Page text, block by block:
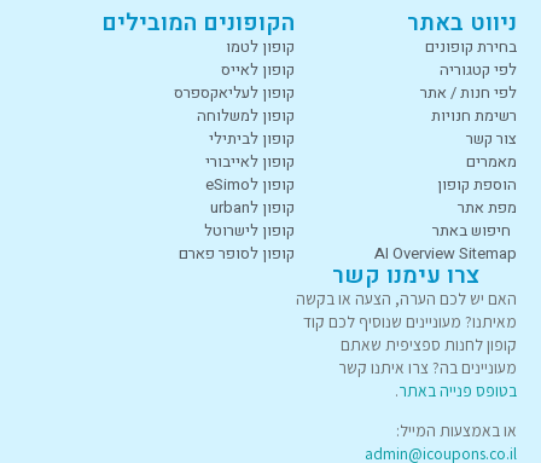
ניווט באתר
בחירת קופונים
לפי קטגוריה
לפי חנות / אתר
רשימת חנויות
צור קשר
מאמרים
הוספת קופון
מפת אתר
חיפוש באתר
AI Overview Sitemap
הקופונים המובילים
קופון לטמו
קופון לאייס
קופון לעליאקספרס
קופון למשלוחה
קופון לביתילי
קופון לאייבורי
קופון לeSimo
קופון לurban
קופון לישרוטל
קופון לסופר פארם
צרו עימנו קשר
האם יש לכם הערה, הצעה או בקשה
מאיתנו? מעוניינים שנוסיף לכם קוד
קופון לחנות ספציפית שאתם
מעוניינים בה? צרו איתנו קשר
בטופס פנייה באתר.
או באמצעות המייל:
admin@icoupons.co.il